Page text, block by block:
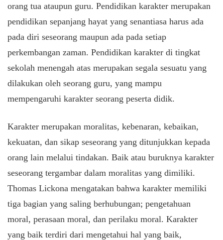
orang tua ataupun guru. Pendidikan karakter merupakan
pendidikan sepanjang hayat yang senantiasa harus ada
pada diri seseorang maupun ada pada setiap
perkembangan zaman. Pendidikan karakter di tingkat
sekolah menengah atas merupakan segala sesuatu yang
dilakukan oleh seorang guru, yang mampu
mempengaruhi karakter seorang peserta didik.
Karakter merupakan moralitas, kebenaran, kebaikan,
kekuatan, dan sikap seseorang yang ditunjukkan kepada
orang lain melalui tindakan. Baik atau buruknya karakter
seseorang tergambar dalam moralitas yang dimiliki.
Thomas Lickona mengatakan bahwa karakter memiliki
tiga bagian yang saling berhubungan; pengetahuan
moral, perasaan moral, dan perilaku moral. Karakter
yang baik terdiri dari mengetahui hal yang baik,